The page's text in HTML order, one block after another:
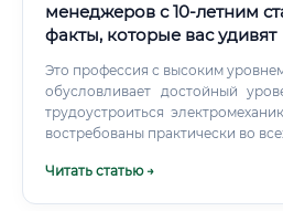
менеджеров с 10-летним
факты, которые вас удивят
Это профессия с высоким
обусловливает достойный
трудоустроиться
востребованы практически во
Читать статью →